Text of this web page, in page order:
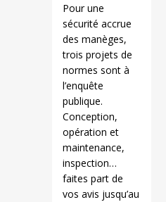
Pour une
sécurité accrue
des manèges,
trois projets de
normes sont à
l’enquête
publique.
Conception,
opération et
maintenance,
inspection…
faites part de
vos avis jusqu’au